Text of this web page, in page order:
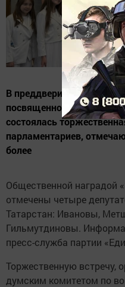
В преддверии
посвященного семье, в
состоялась
парламентариев,
более
Общественной наградой
отмечены четыре
Татарстан: Ивановы,
Гильмутдиновы.
пресс-служба партии
Торжественную встречу,
думским комитетом по